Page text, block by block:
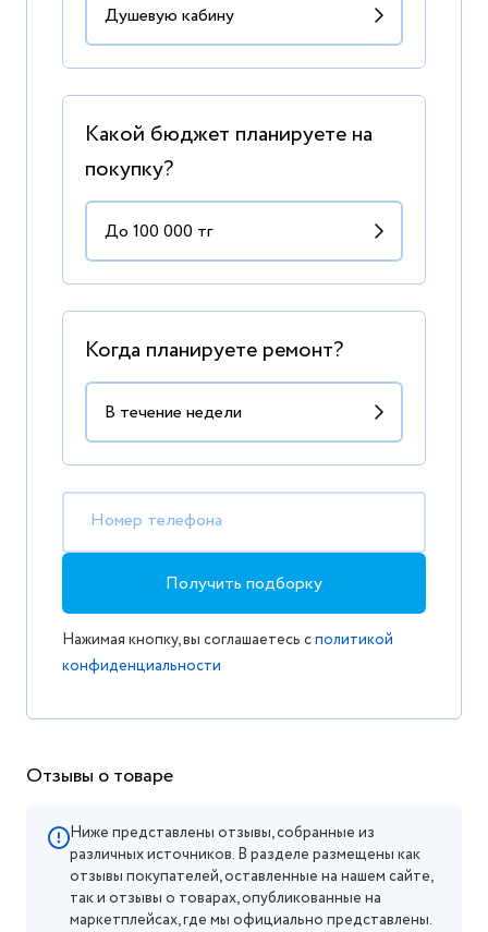
Какой бюджет планируете на
покупку?
Когда планируете ремонт?
Номер телефона
Получить подборку
Нажимая кнопку, вы соглашаетесь сполитикой
конфиденциальности
Отзывы о товаре
Ниже представлены отзывы, собранные из
различных источников. В разделе размещены как
отзывы покупателей, оставленные на нашем сайте,
так и отзывы о товарах, опубликованные на
маркетплейсах, где мы официально представлены.